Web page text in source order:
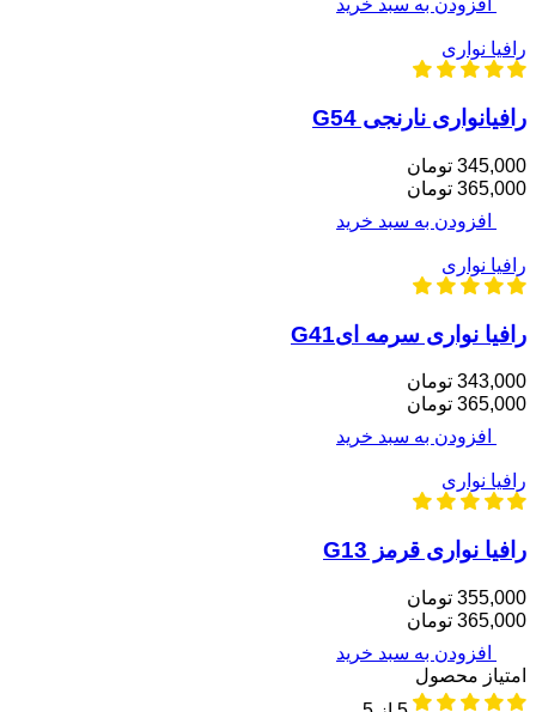
افزودن به سبد خرید
رافیا نواری
رافیانواری نارنجی G54
345,000 تومان
365,000 تومان
افزودن به سبد خرید
رافیا نواری
رافیا نواری سرمه ایG41
343,000 تومان
365,000 تومان
افزودن به سبد خرید
رافیا نواری
رافیا نواری قرمز G13
355,000 تومان
365,000 تومان
افزودن به سبد خرید
امتیاز محصول